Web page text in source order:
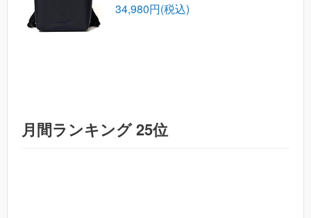
34,980円(税込)
月間ランキング 25位